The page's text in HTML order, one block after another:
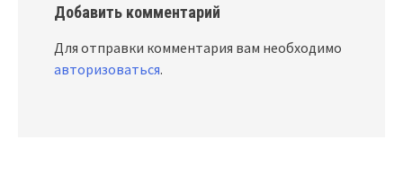
Добавить комментарий
Для отправки комментария вам необходимо
авторизоваться.